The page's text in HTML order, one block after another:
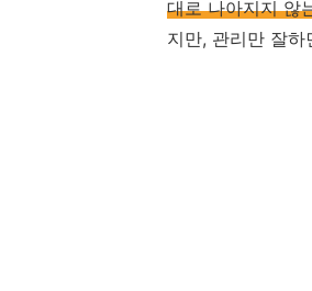
대로 나아지지 않
지만, 관리만 잘